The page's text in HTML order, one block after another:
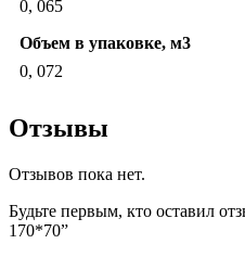
0, 065
Объем в упаковке, м3
0, 072
Отзывы
Отзывов пока нет.
Будьте первым, кто оставил
170*70”